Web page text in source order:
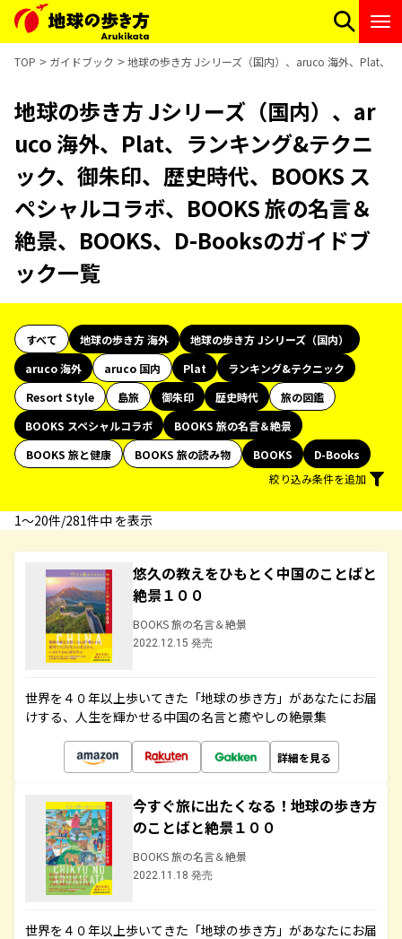
TOP ガイドブック 地球の歩き方 Jシリーズ（国内）、aruco 海外、Plat、
地球の歩き方 Jシリーズ（国内）、ar
uco 海外、Plat、ランキング&テクニ
ック、御朱印、歴史時代、BOOKS ス
ペシャルコラボ、BOOKS 旅の名言＆
絶景、BOOKS、D-Booksのガイドブ
ック一覧
すべて 地球の歩き方 海外
地球の歩き方 Jシリーズ（国内）
aruco 海外
aruco 国内 Plat
ランキング&テクニック
Resort Style
島旅 御朱印 歴史時代
旅の図鑑
BOOKS スペシャルコラボ
BOOKS 旅の名言＆絶景
BOOKS 旅と健康
BOOKS 旅の読み物 BOOKS
D-Books
絞り込み条件を追加
1〜20件/281件中 を表示
悠久の教えをひもとく中国のことばと
絶景１００
BOOKS 旅の名言＆絶景
2022.12.15 発売
世界を４０年以上歩いてきた「地球の歩き方」があなたにお届
けする、人生を輝かせる中国の名言と癒やしの絶景集
詳細を見る
今すぐ旅に出たくなる！地球の歩き方
のことばと絶景１００
BOOKS 旅の名言＆絶景
2022.11.18 発売
世界を４０年以上歩いてきた「地球の歩き方」があなたにお届